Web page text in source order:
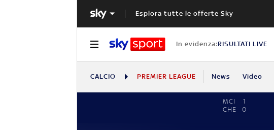
Esplora tutte le offerte Sky
In evidenza:RISULTATI LIVE
CALCIO PREMIER LEAGUE News Video
MCI
1
CHE
0